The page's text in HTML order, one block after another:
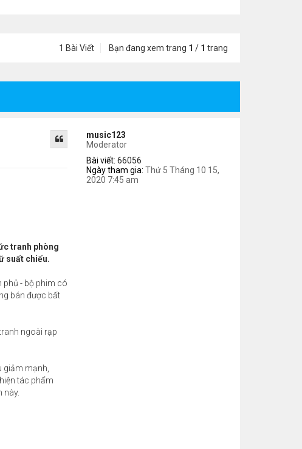
1 Bài Viết Bạn đang xem trang 1 / 1 trang
music123
Moderator
Bài viết: 66056
Ngày tham gia: Thứ 5 Tháng 10 15,
2020 7:45 am
tranh phòng
suất chiếu.
phủ - bộ phim có
bán được bất
ngoài rạp
giảm mạnh,
tác phẩm
này.